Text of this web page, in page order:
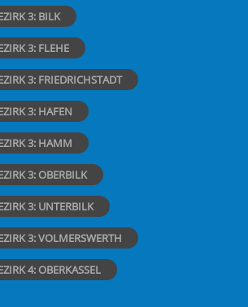
3: BILK
3: FLEHE
3: FRIEDRICHSTADT
3: HAFEN
3: HAMM
3: OBERBILK
3: UNTERBILK
3: VOLMERSWERTH
4: OBERKASSEL